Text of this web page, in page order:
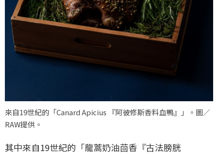
來自19世紀的「Canard Apicius 『阿彼修斯香料血鴨』」。圖／
RAW提供。
其中來自19世紀的「龍蒿奶油茴香『古法膀胱